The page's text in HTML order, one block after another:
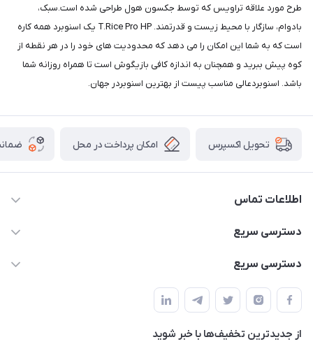
طرح مورد علاقه تراویس که توسط جکسون هول طراحی شده است.سبک،
بادوام، سازگار با محیط زیست و قدرتمند. T.Rice Pro HP یک اسنوبرد همه کاره
است که به شما این امکان را می دهد که محدودیت های خود را در هر نقطه از
کوه پیش ببرید و همچنان به اندازه کافی بازیگوش است تا همراه روزانه شما
باشد. اسنوبردعالی مناسب پیست از بهترین اسنوبردر جهان.
تحویل اکسپرس امکان پرداخت در محل
اطلاعات تماس
02166456492 - 09121933405
حتما با هماهنگی قبلی
دسترسی سریع
خرید کیسه خواب
چادر بادی
ننو
دسترسی سریع
چادر سرخپوستی
صندلی تاشو
سایه بان کمپینگ
از جدید‌ترین تخفیف‌ها با‌ خبر شوید